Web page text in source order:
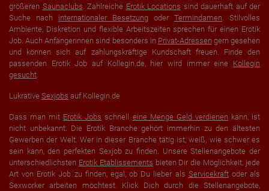
größeren Saunaclubs . Zahlreiche Erotik Locations sind dauerhaft auf der
Suche nach internationaler Besetzung oder Termindamen . Stilvolles
Ambiente, Diskretion und flexible Arbeitszeiten sprechen für einen Erotik
Job. Auch Anfängerinnen sind besonders in Privat-Adressen gern gesehen
und können sich auf zahlungskräftige Kundschaft freuen. Finde den
passenden Erotik Job auf Kollegin.de, hier wird immer eine Kollegin
gesucht
Lukrative Sexjobs auf Kollegin.de
Dass man mit Erotik Jobs schnell eine Menge Geld verdienen kann, ist
nicht unbekannt. Die Erotik Branche gehört immerhin zu den ältesten
Gewerben der Welt. Wer in dieser Branche tätig ist, weiß, wie schwer es
sein kann, den perfekten Sexjob zu finden. Unsere Stellenangebote der
unterschiedlichsten Erotik Etablissements bieten Dir die Möglichkeit, jede
Art von Erotik Job zu finden, egal, ob Du lieber als Servicekraftoder als
Sexworker arbeiten möchtest. Klick Dich durch die Stellenangebote,